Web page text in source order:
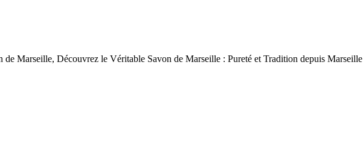
Marseille, Découvrez le Véritable Savon de Marseille : Pureté et Tradition depuis Marseille